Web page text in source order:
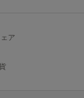
ア